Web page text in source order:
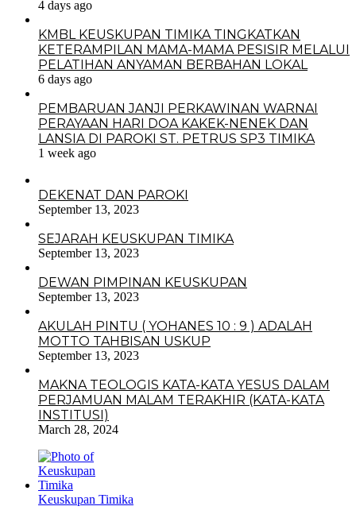
4 days ago
KMBL KEUSKUPAN TIMIKA TINGKATKAN
KETERAMPILAN MAMA-MAMA PESISIR MELALUI
PELATIHAN ANYAMAN BERBAHAN LOKAL
6 days ago
PEMBARUAN JANJI PERKAWINAN WARNAI
PERAYAAN HARI DOA KAKEK-NENEK DAN
LANSIA DI PAROKI ST. PETRUS SP3 TIMIKA
1 week ago
DEKENAT DAN PAROKI
September 13, 2023
SEJARAH KEUSKUPAN TIMIKA
September 13, 2023
DEWAN PIMPINAN KEUSKUPAN
September 13, 2023
AKULAH PINTU ( YOHANES 10 : 9 ) ADALAH
MOTTO TAHBISAN USKUP
September 13, 2023
MAKNA TEOLOGIS KATA-KATA YESUS DALAM
PERJAMUAN MALAM TERAKHIR (KATA-KATA
INSTITUSI)
March 28, 2024
Keuskupan Timika